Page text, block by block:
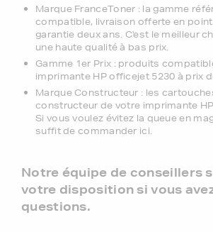
Marque FranceToner : la gamme
compatible, livraison offerte en
garantie deux ans. C'est le meilleur
une haute qualité à bas prix.
Gamme 1er Prix : produits
imprimante HP officejet 5230 à prix
Marque Constructeur : les
constructeur de votre imprimante
Si vous voulez évitez la queue en
suffit de commander ici.
Notre équipe de conseillers
votre disposition si vous
questions.